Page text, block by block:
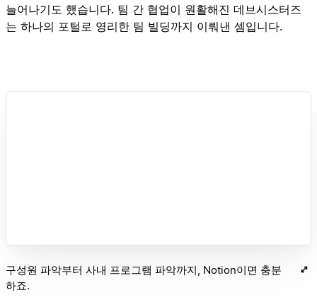
늘어나기도 했습니다. 팀 간 협업이 원활해진 데브시스터즈
는 하나의 포털로 영리한 팀 빌딩까지 이뤄낸 셈입니다.
구성원 파악부터 사내 프로그램 파악까지, Notion이면 충분
하죠.